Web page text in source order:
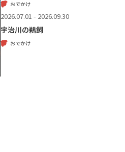
おでかけ
2026.07.01 - 2026.09.30
宇治川の鵜飼
おでかけ